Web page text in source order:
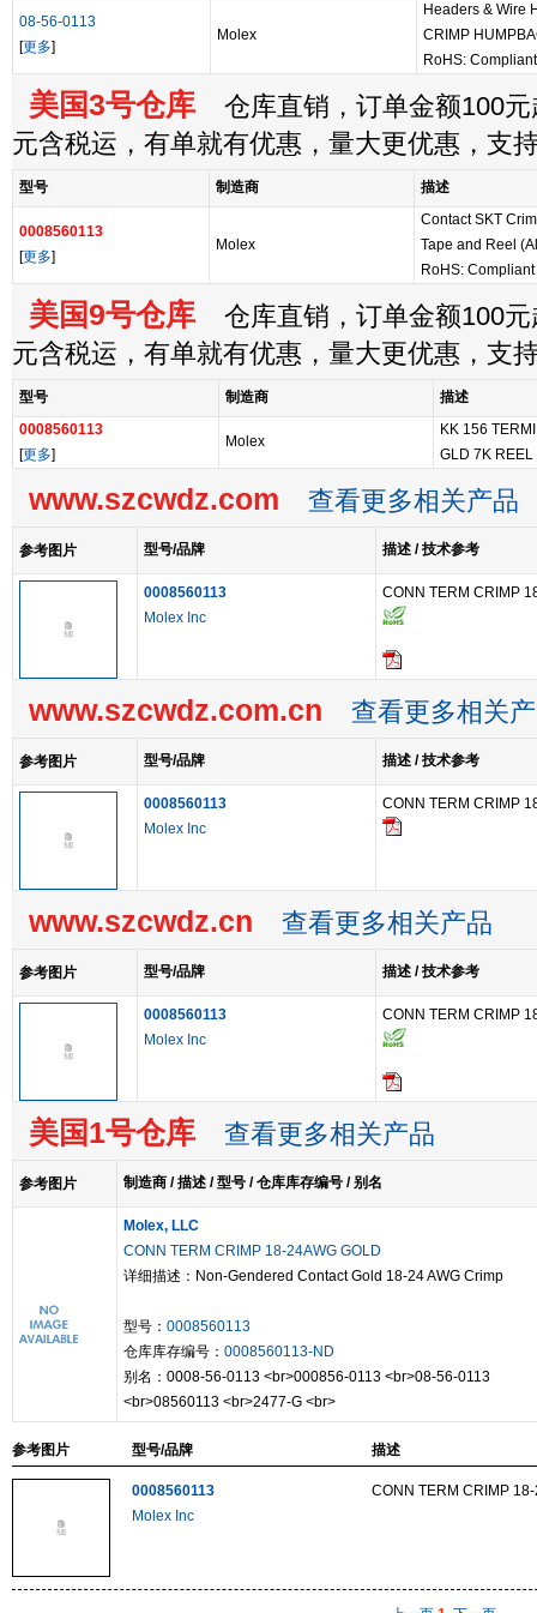
08-56-0113
[更多]
Molex
Headers & Wire
CRIMP
RoHS: Compliant
美国3号仓库 仓库直销，订单金额100元
元含税运，有单就有优惠，量大更优惠，支
型号 制造商 描述
0008560113
[更多]
Molex
Contact SKT
Tape and Reel
RoHS: Compliant
美国9号仓库 仓库直销，订单金额100元
元含税运，有单就有优惠，量大更优惠，支
型号 制造商
描述
0008560113
[更多]
Molex
KK 156
GLD 7K REEL
www.szcwdz.com 查看更多相关产品
参考图片 型号/品牌 描述 / 技术参考
0008560113
Molex Inc
CONN TERM CRIMP
www.szcwdz.com.cn 查看更多相关
参考图片 型号/品牌 描述 / 技术参考
0008560113
Molex Inc
CONN TERM CRIMP
www.szcwdz.cn 查看更多相关产品
参考图片 型号/品牌 描述 / 技术参考
0008560113
Molex Inc
CONN TERM CRIMP
美国1号仓库 查看更多相关产品
参考图片 制造商 / 描述 / 型号 / 仓库库存编号 / 别名
Molex, LLC
CONN TERM CRIMP 18-24AWG GOLD
详细描述：Non-Gendered Contact Gold 18-24 AWG Crimp
型号： 0008560113
仓库库存编号： 0008560113-ND
别名：0008-56-0113 <br>000856-0113 <br>08-56-0113
<br>08560113 <br>2477-G <br>
参考图片 型号/品牌 描述
0008560113
Molex Inc
CONN TERM CRIMP